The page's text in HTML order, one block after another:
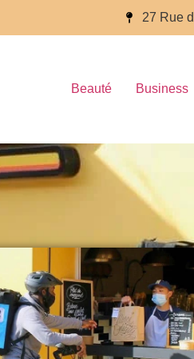
27 Rue
Beauté Business